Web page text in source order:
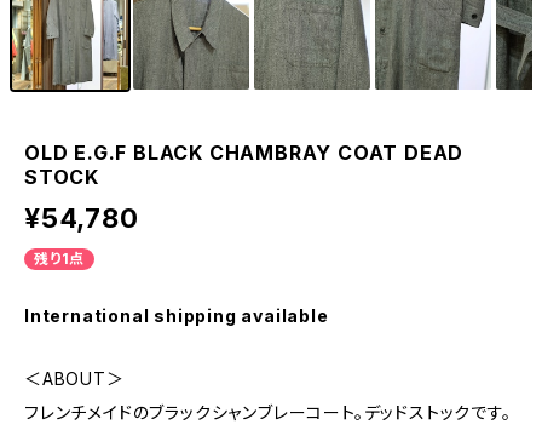
OLD E.G.F BLACK CHAMBRAY COAT DEAD
STOCK
¥54,780
残り1点
International shipping available
＜ABOUT＞
フレンチメイドのブラックシャンブレーコート。デッドストックです。